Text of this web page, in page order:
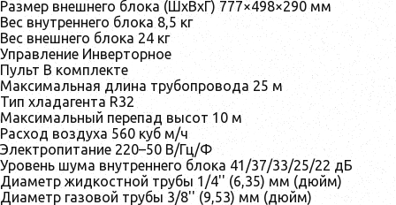
Размер внешнего блока (ШхВхГ) 777×498×290 мм
Вес внутреннего блока 8,5 кг
Вес внешнего блока 24 кг
Управление Инверторное
Пульт В комплекте
Максимальная длина трубопровода 25 м
Тип хладагента R32
Максимальный перепад высот 10 м
Расход воздуха 560 куб м/ч
Электропитание 220–50 В/Гц/Ф
Уровень шума внутреннего блока 41/37/33/25/22 дБ
Диаметр жидкостной трубы 1/4'' (6,35) мм (дюйм)
Диаметр газовой трубы 3/8'' (9,53) мм (дюйм)